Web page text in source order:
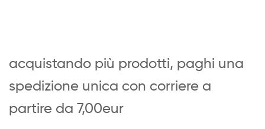
acquistando più prodotti, paghi una
spedizione unica con corriere a
partire da 7,00eur